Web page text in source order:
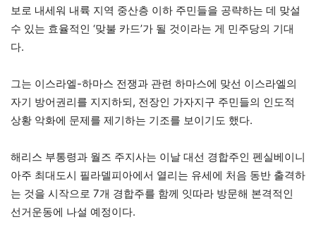
보로 내세워 내륙 지역 중산층 이하 주민들을 공략하는 데 맞설
수 있는 효율적인 ‘맞불 카드’가 될 것이라는 게 민주당의 기대
다.
그는 이스라엘-하마스 전쟁과 관련 하마스에 맞선 이스라엘의
자기 방어권리를 지지하되, 전장인 가자지구 주민들의 인도적
상황 악화에 문제를 제기하는 기조를 보이기도 했다.
해리스 부통령과 월즈 주지사는 이날 대선 경합주인 펜실베이니
아주 최대도시 필라델피아에서 열리는 유세에 처음 동반 출격하
는 것을 시작으로 7개 경합주를 함께 잇따라 방문해 본격적인
선거운동에 나설 예정이다.